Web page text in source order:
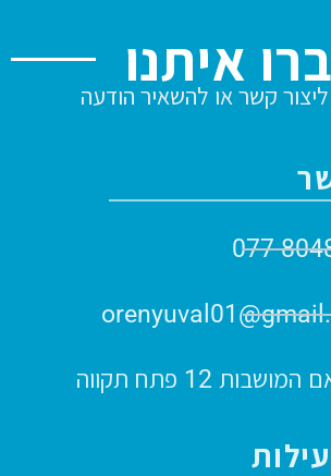
איתנו
קשר או להשאיר הודעה
077-
12 פתח תקווה